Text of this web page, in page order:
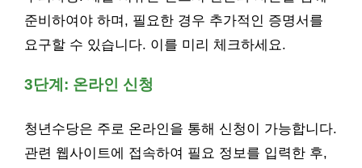
준비하여야 하며, 필요한 경우 추가적인 증명서를
요구할 수 있습니다. 이를 미리 체크하세요.
3단계: 온라인 신청
청년수당은 주로 온라인을 통해 신청이 가능합니다.
관련 웹사이트에 접속하여 필요 정보를 입력한 후,